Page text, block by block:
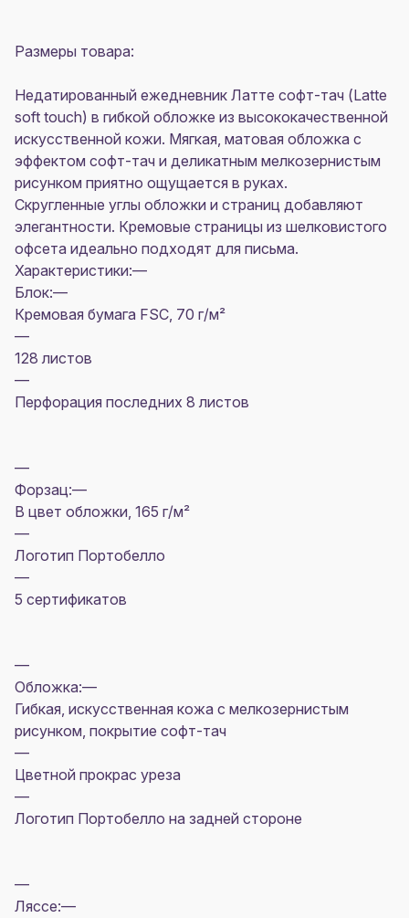
Размеры товара:
Недатированный ежедневник Латте софт-тач (Latte
soft touch) в гибкой обложке из высококачественной
искусственной кожи. Мягкая, матовая обложка с
эффектом софт-тач и деликатным мелкозернистым
рисунком приятно ощущается в руках.
Скругленные углы обложки и страниц добавляют
элегантности. Кремовые страницы из шелковистого
офсета идеально подходят для письма.
Характеристики:—
Блок:—
Кремовая бумага FSC, 70 г/м²
—
128 листов
—
Перфорация последних 8 листов
—
Форзац:—
В цвет обложки, 165 г/м²
—
Логотип Портобелло
—
5 сертификатов
—
Обложка:—
Гибкая, искусственная кожа с мелкозернистым
рисунком, покрытие софт-тач
—
Цветной прокрас уреза
—
Логотип Портобелло на задней стороне
—
Ляссе:—